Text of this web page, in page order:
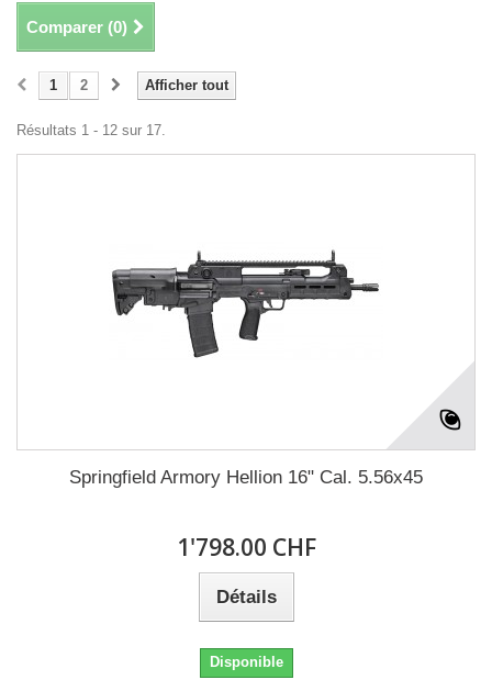
Comparer (0)
Afficher tout
1 2
Résultats 1 - 12 sur 17.
Springfield Armory Hellion 16" Cal. 5.56x45
1'798.00 CHF
Détails
Disponible